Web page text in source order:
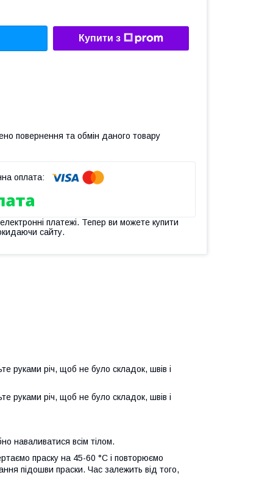
Купити з
повернення та обмін даного товару
платежі. Тепер ви можете купити
сайту.
руками річ, щоб не було складок, швів і
руками річ, щоб не було складок, швів і
наваливатися всім тілом.
праску на 45-60 °C і повторюємо
підошви праски. Час залежить від того,